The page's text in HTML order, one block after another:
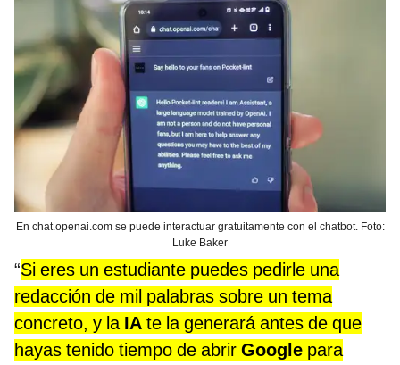
En chat.openai.com se puede interactuar gratuitamente con el chatbot. Foto:
Luke Baker
“Si eres un estudiante puedes pedirle una
redacción de mil palabras sobre un tema
concreto, y la IA te la generará antes de que
hayas tenido tiempo de abrir Google para